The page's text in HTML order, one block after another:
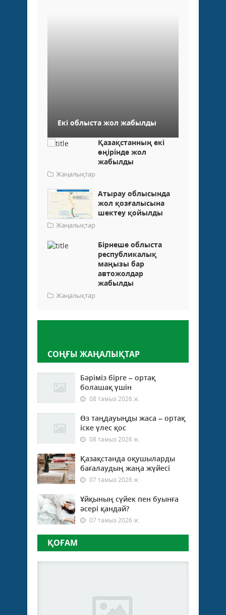
Екі облыста жол жабылды
Қазақстанның екі
өңірінде жол
жабылды
Жаңалықтар
Атырау облысында
жол қозғалысына
шектеу қойылды
Жаңалықтар
Бірнеше облыста
республикалық
маңызы бар
автожолдар
жабылды
Жаңалықтар
СОҢҒЫ ЖАҢАЛЫҚТАР
Бәріміз бірге – ортақ
болашақ үшін
08 тамыз 2026 ж.
Өз таңдауыңды жаса – ортақ
іске үлес қос
08 тамыз 2026 ж.
Қазақстанда оқушыларды
бағалаудың жаңа жүйесі
07 тамыз 2026 ж.
Ұйқының сүйек пен буынға
әсері қандай?
07 тамыз 2026 ж.
ҚОҒАМ